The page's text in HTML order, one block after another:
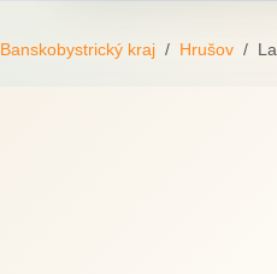
Banskobystrický kraj Hrušov